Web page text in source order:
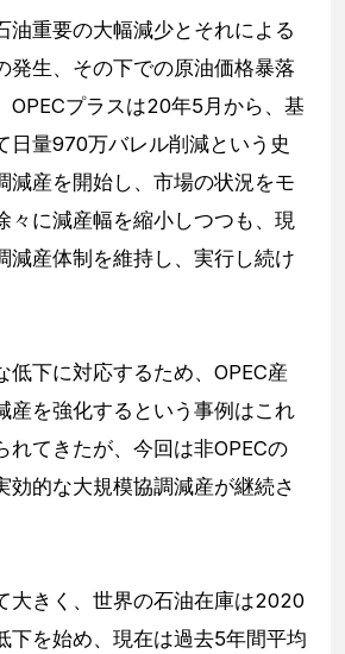
油重要の大幅減少とそれによる
発生、その下での原油価格暴落
OPECプラスは20年5月から、基
日量970万バレル削減という史
減産を開始し、市場の状況をモ
々に減産幅を縮小しつつも、現
減産体制を維持し、実行し続け
低下に対応するため、OPEC産
産を強化するという事例はこれ
れてきたが、今回は非OPECの
効的な大規模協調減産が継続さ
大きく、世界の石油在庫は2020
下を始め、現在は過去5年間平均